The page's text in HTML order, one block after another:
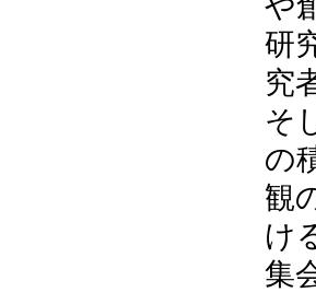
研
究
そ
の
観
け
集